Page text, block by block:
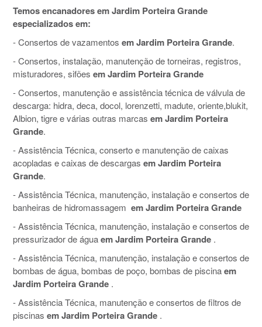
Temos encanadores em Jardim Porteira Grande
especializados em:
- Consertos de vazamentos em Jardim Porteira Grande.
- Consertos, instalação, manutenção de torneiras, registros,
misturadores, sifões em Jardim Porteira Grande
- Consertos, manutenção e assistência técnica de válvula de
descarga: hidra, deca, docol, lorenzetti, madute, oriente,blukit,
Albion, tigre e várias outras marcas em Jardim Porteira
Grande.
- Assistência Técnica, conserto e manutenção de caixas
acopladas e caixas de descargas em Jardim Porteira
Grande.
- Assistência Técnica, manutenção, instalação e consertos de
banheiras de hidromassagem em Jardim Porteira Grande
- Assistência Técnica, manutenção, instalação e consertos de
pressurizador de águaem Jardim Porteira Grande .
- Assistência Técnica, manutenção, instalação e consertos de
bombas de água, bombas de poço, bombas de piscinaem
Jardim Porteira Grande .
- Assistência Técnica, manutenção e consertos de filtros de
piscinas em Jardim Porteira Grande .